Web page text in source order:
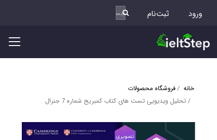
ورود ثبت‌نام
خانه
فروشگاه محصولات
تحلیل ویدیویی تست های کتاب کمبریج شماره 7 جنرال